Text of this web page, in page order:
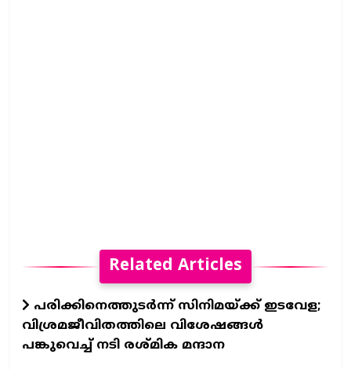
Related Articles
പരിക്കിനെത്തുടർന്ന് സിനിമയ്ക്ക് ഇടവേള;
വിശ്രമജീവിതത്തിലെ വിശേഷങ്ങൾ
പങ്കുവെച്ച് നടി രശ്മിക മന്ദാന